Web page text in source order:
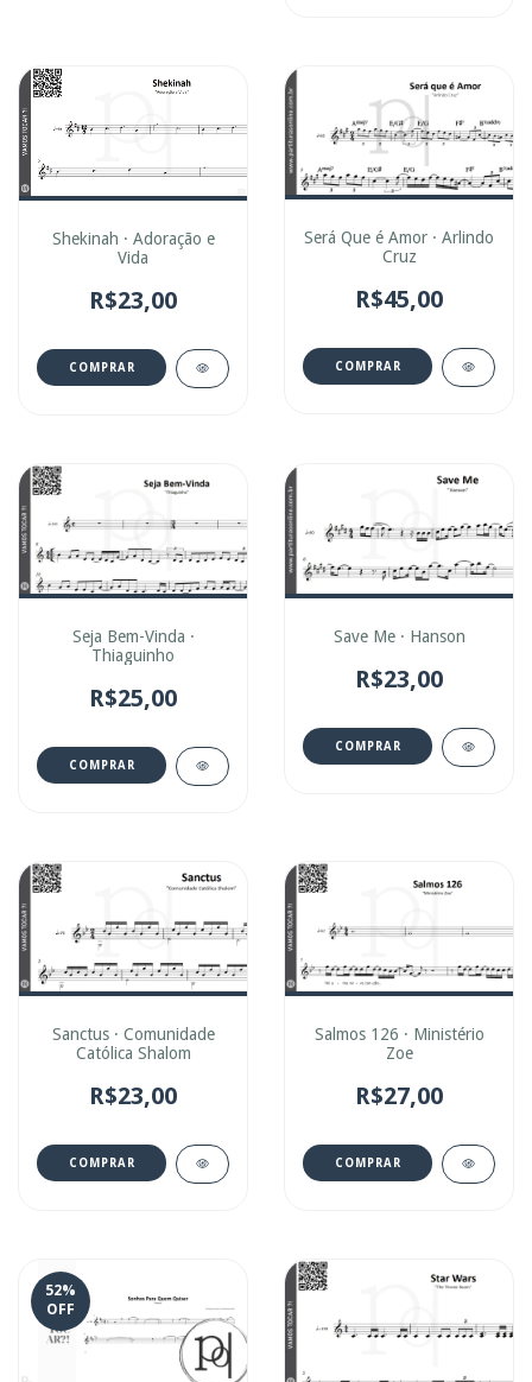
Shekinah · Adoração e
Vida
R$23,00
COMPRAR
Será Que é Amor · Arlindo
Cruz
R$45,00
COMPRAR
Seja Bem-Vinda ·
Thiaguinho
R$25,00
COMPRAR
Save Me · Hanson
R$23,00
COMPRAR
Sanctus · Comunidade
Católica Shalom
R$23,00
COMPRAR
Salmos 126 · Ministério
Zoe
R$27,00
COMPRAR
52%
OFF